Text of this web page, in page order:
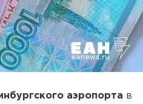
аэропорта в